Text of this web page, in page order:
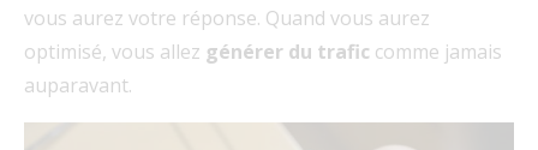
vous aurez votre réponse. Quand vous aurez
optimisé, vous allez générer du trafic comme jamais
auparavant.